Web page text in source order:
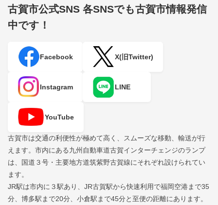
古賀市公式SNS 各SNSでも古賀市情報発信
中です！
Facebook X(旧Twitter)
Instagram LINE
YouTube
古賀市は交通の利便性が極めて高く、スムーズな移動、輸送が行
えます。市内にある九州自動車道古賀インターチェンジのランプ
は、国道３号・主要地方道筑紫野古賀線にそれぞれ設けられてい
ます。
JR駅は市内に３駅あり、JR古賀駅から快速利用で福岡空港まで35
分、博多駅まで20分、小倉駅まで45分と至便の距離にあります。